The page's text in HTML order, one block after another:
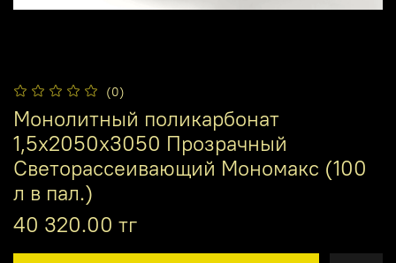
(0)
Монолитный поликарбонат
1,5х2050х3050 Прозрачный
Светорассеивающий Мономакс (100
л в пал.)
40 320.00 тг